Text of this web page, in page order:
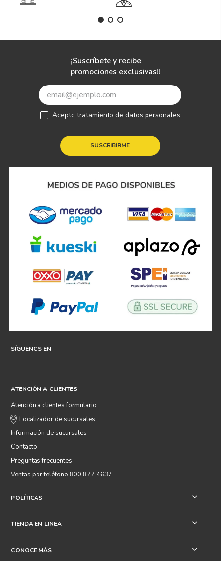
¡Suscríbete y recibe
promociones exclusivas!!
SUSCRIBIRME
Acepto tratamiento de datos personales
SÍGUENOS EN
ATENCIÓN A CLIENTES
Atención a clientes formulario
Localizador de sucursales
Información de sucursales
Contacto
Preguntas frecuentes
Ventas por teléfono 800 877 4637
POLÍTICAS +
TIENDA EN LINEA +
CONOCE MÁS +